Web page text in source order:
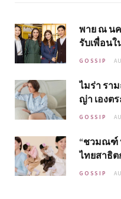
พาย ณ นค
รับเพื่อนใ
GOSSIP
ไมร่า รา
ญ่า เองต
GOSSIP
“ชวมณฑ์
ไทยสาธิต
GOSSIP